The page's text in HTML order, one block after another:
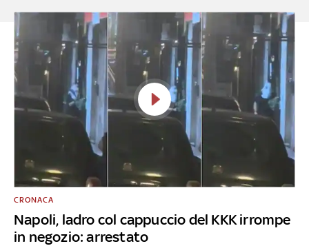
Napoli, ladro col cappuccio del KKK irrompe
in negozio: arrestato
CRONACA